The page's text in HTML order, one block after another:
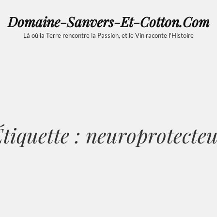
Domaine-Sanvers-Et-Cotton.com
Là où la Terre rencontre la Passion, et le Vin raconte l'Histoire
: